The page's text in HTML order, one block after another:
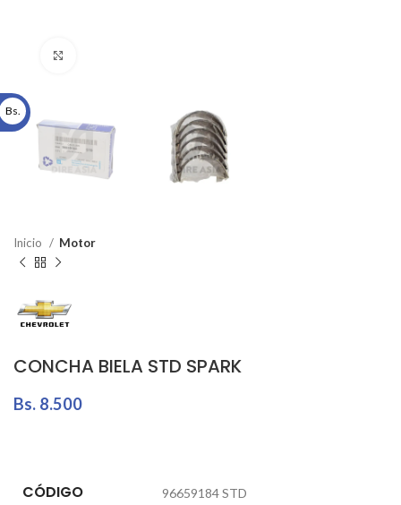
Inicio Motor
CONCHA BIELA STD SPARK
Bs. 8.500
CÓDIGO 96659184 STD
Bs.